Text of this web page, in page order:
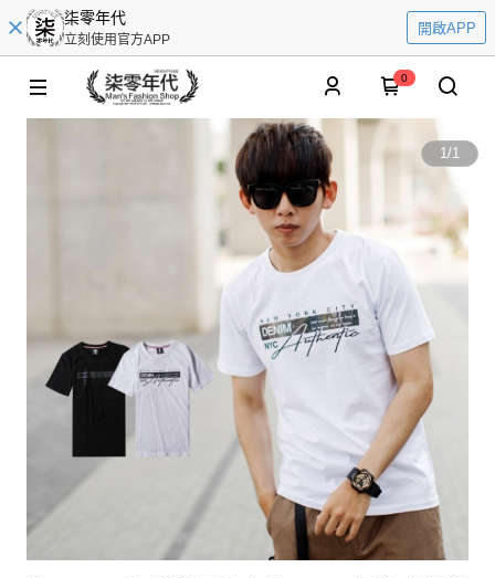
柒零年代
立刻使用官方APP
開啟APP
0
1/1